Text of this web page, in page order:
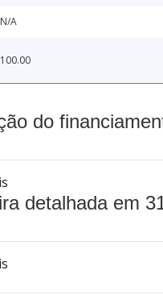
N/A
100.00
do
detalhada em